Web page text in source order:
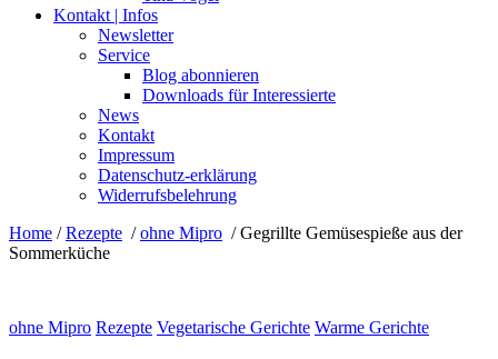
Kontakt | Infos
Newsletter
Service
Blog abonnieren
Downloads für Interessierte
News
Kontakt
Impressum
Datenschutz-erklärung
Widerrufsbelehrung
Home /Rezepte /ohne Mipro /Gegrillte Gemüsespieße aus der
Sommerküche
ohne Mipro Rezepte Vegetarische Gerichte Warme Gerichte